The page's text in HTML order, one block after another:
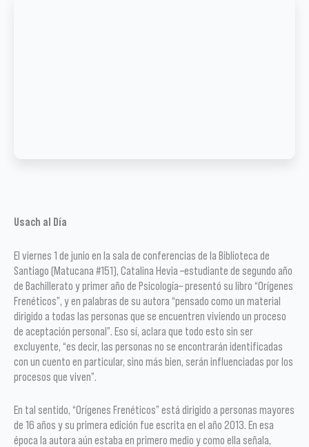
Usach al Día
El viernes 1 de junio en la sala de conferencias de la Biblioteca de
Santiago (Matucana #151), Catalina Hevia –estudiante de segundo año
de Bachillerato y primer año de Psicología– presentó su libro “Orígenes
Frenéticos”, y en palabras de su autora “pensado como un material
dirigido a todas las personas que se encuentren viviendo un proceso
de aceptación personal”. Eso sí, aclara que todo esto sin ser
excluyente, “es decir, las personas no se encontrarán identificadas
con un cuento en particular, sino más bien, serán influenciadas por los
procesos que viven”.
En tal sentido, “Orígenes Frenéticos” está dirigido a personas mayores
de 16 años y su primera edición fue escrita en el año 2013. En esa
época la autora aún estaba en primero medio y como ella señala,